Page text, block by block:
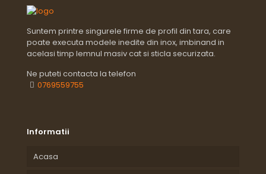
Suntem printre singurele firme de profil din tara, care
poate executa modele inedite din inox, imbinand in
acelasi timp lemnul masiv cat si sticla securizata.
Ne puteti contacta la telefon
0769559755
Informatii
Acasa